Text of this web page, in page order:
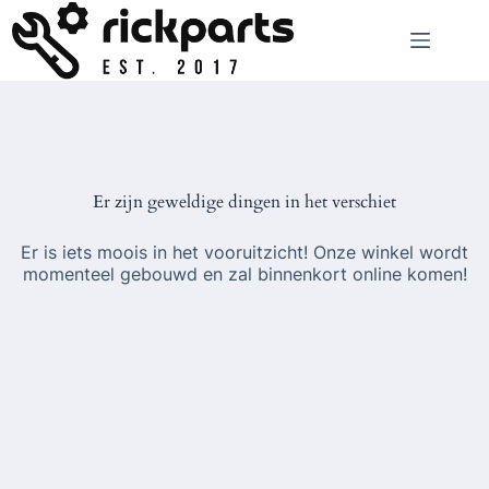
naar
de
inhoud
Er zijn geweldige dingen in het verschiet
Er is iets moois in het vooruitzicht! Onze winkel wordt
momenteel gebouwd en zal binnenkort online komen!